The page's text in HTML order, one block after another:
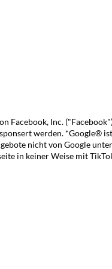
Facebook, Inc.
werden. *Google®
nicht von Google
in keiner Weise mit